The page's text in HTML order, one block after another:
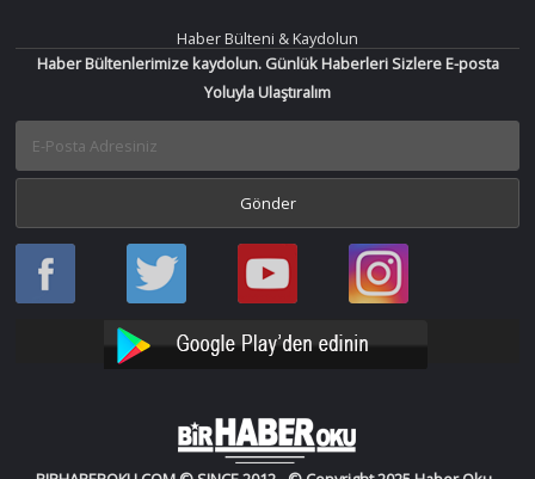
Haber Bülteni & Kaydolun
Haber Bültenlerimize kaydolun. Günlük Haberleri Sizlere E-posta
Yoluyla Ulaştıralım
Haber
Oku
Haber
Oku
Bir
Haber
YouTube
Bir
Haber
Instagram